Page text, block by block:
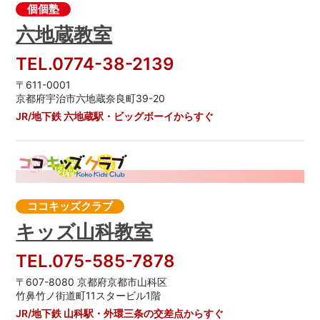
個個塾
六地蔵教室
TEL.0774-38-2139
〒611-0001
京都府宇治市六地蔵奈良町39-20
JR/地下鉄 六地蔵駅・ビッグボーイからすぐ
ココキッズクラブ
キッズ山科教室
TEL.075-585-7878
〒607-8080 京都府京都市山科区
竹鼻竹ノ街道町11スタービル1階
JR/地下鉄 山科駅・外環三条の交差点からすぐ